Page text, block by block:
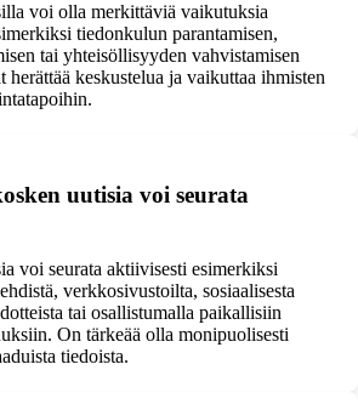
voi olla merkittäviä vaikutuksia
tiedonkulun parantamisen,
tai yhteisöllisyyden vahvistamisen
keskustelua ja vaikuttaa ihmisten
uutisia voi seurata
voi seurata aktiivisesti esimerkiksi
verkkosivustoilta, sosiaalisesta
tai osallistumalla paikallisiin
On tärkeää olla monipuolisesti
tiedoista.